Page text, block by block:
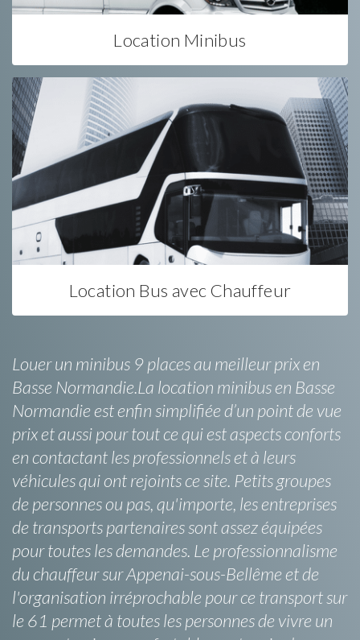
Location Minibus
Location Bus avec Chauffeur
Louer un minibus 9 places au meilleur prix en
Basse Normandie.La location minibus en Basse
Normandie est enfin simplifiée d’un point de vue
prix et aussi pour tout ce qui est aspects conforts
en contactant les professionnels et à leurs
véhicules qui ont rejoints ce site. Petits groupes
de personnes ou pas, qu'importe, les entreprises
de transports partenaires sont assez équipées
pour toutes les demandes. Le professionnalisme
du chauffeur sur Appenai-sous-Bellême et de
l'organisation irréprochable pour ce transport sur
le 61 permet à toutes les personnes de vivre un